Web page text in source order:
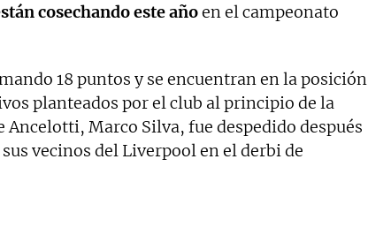
cosechando este añoen el campeonato
18 puntos y se encuentran en la posición
planteados por el club al principio de la
Ancelotti, Marco Silva, fue despedido después
vecinos del Liverpool en el derbi de